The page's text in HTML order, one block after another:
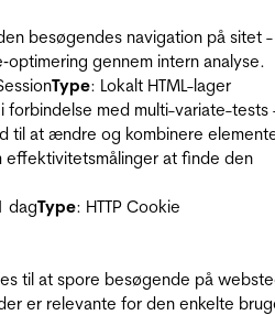
besøgendes navigation på sitet -
gennem intern analyse.
Type: Lokalt HTML-lager
forbindelse med multi-variate-tests
til at ændre og kombinere
effektivitetsmålinger at finde den
dagType: HTTP Cookie
til at spore besøgende på
er relevante for den enkelte